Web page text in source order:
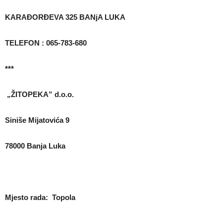
KARAĐORĐEVA 325 BANjA LUKA
TELEFON : 065-783-680
***
„ŽITOPEKA” d.o.o.
Siniše Mijatovića 9
78000 Banja Luka
Mjesto rada: Topola